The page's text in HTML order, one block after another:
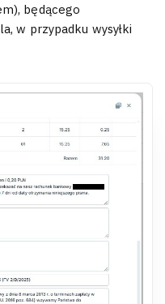
będącego
w przypadku wysyłki